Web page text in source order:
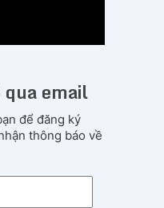
qua email
để đăng ký
thông báo về